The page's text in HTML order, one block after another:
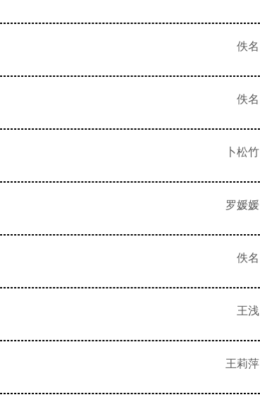
佚名
佚名
卜松竹
罗媛媛
佚名
王浅
王莉萍